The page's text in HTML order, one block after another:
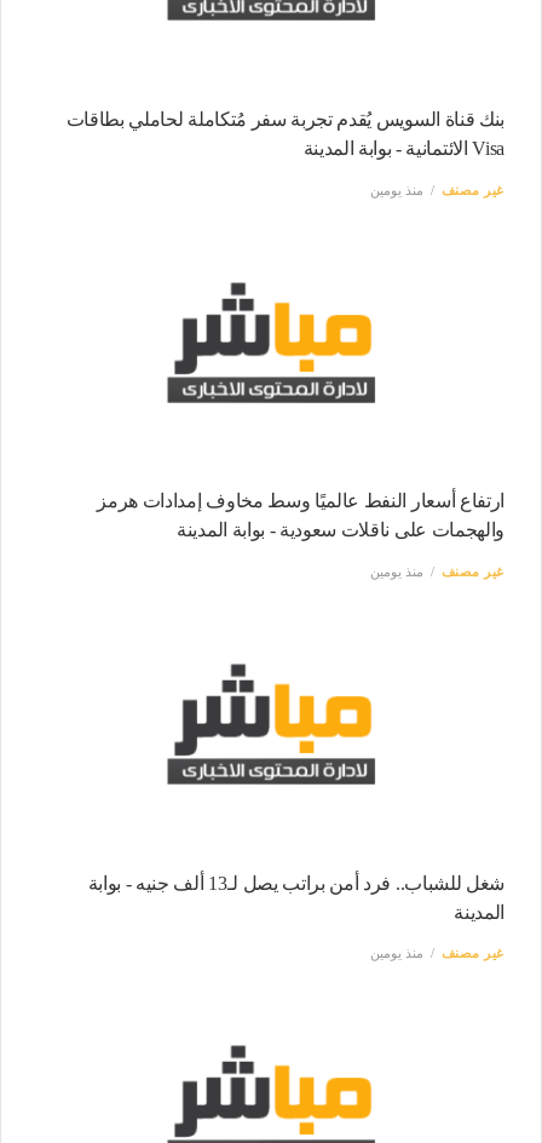
بنك قناة السويس يُقدم تجربة سفر مُتكاملة لحاملي بطاقات
Visa الائتمانية - بوابة المدينة
غير مصنف منذ يومين
ارتفاع أسعار النفط عالميًا وسط مخاوف إمدادات هرمز
والهجمات على ناقلات سعودية - بوابة المدينة
غير مصنف منذ يومين
شغل للشباب.. فرد أمن براتب يصل لـ13 ألف جنيه - بوابة
المدينة
غير مصنف منذ يومين